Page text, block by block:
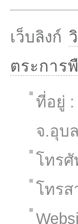
เว็บลิงก์
ตระการ
ที่อยู่ :
จ.อุบ
โทรศั
โทรส